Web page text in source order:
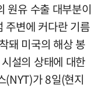
원유 수출 대부분이
주변에 커다란 기름
돼 미국의 해상 봉
설의 상태에 대한
(NYT)가 8일(현지